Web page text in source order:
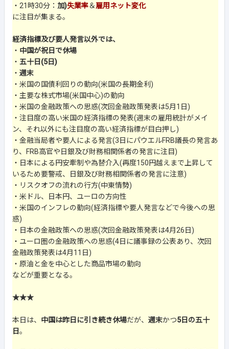
・21時30分： 加)失業率＆雇用ネット変化
に注目が集まる。
経済指標及び要人発言以外では、
・ 中国が祝日で休場
・ 五十日(5日)
・ 週末
・米国の国債利回りの動向(米国の長期金利)
・主要な株式市場(米国中心)の動向
・米国の金融政策への思惑(次回金融政策発表は5月1日)
・注目度の高い米国の経済指標の発表(週末の雇用統計がメイ
ン、それ以外にも注目度の高い経済指標が目白押し)
・金融当局者や要人による発言(3日にパウエルFRB議長の発言あ
り、FRB高官や日銀及び財務相関係者の発言に注目)
・日本による円安牽制や為替介入(再度150円越えまで上昇して
いるため要警戒、日銀及び財務相関係者の発言に注意)
・リスクオフの流れの行方(中東情勢)
・米ドル、日本円、ユーロの方向性
・米国のインフレの動向(経済指標や要人発言などで今後への思
惑)
・日本の金融政策への思惑(次回金融政策発表は4月26日)
・ユーロ圏の金融政策への思惑(4日に議事録の公表あり、次回
金融政策発表は4月11日)
・原油と金を中心とした商品市場の動向
などが重要となる。
★★★
本日は、 中国は昨日に引き続き休場だが、 週末かつ5日の五十
日。